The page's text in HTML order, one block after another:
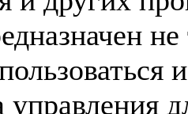
управления